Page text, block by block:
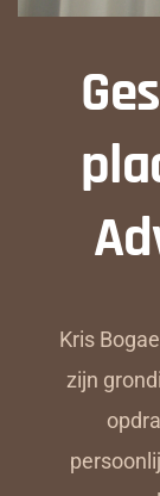
Kris
zijn